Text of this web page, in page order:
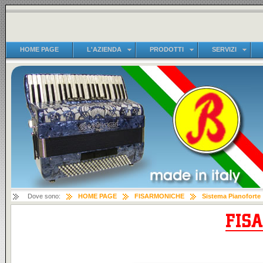
HOME PAGE L'AZIENDA PRODOTTI SERVIZI
Dove sono: HOME PAGE FISARMONICHE Sistema Pianoforte